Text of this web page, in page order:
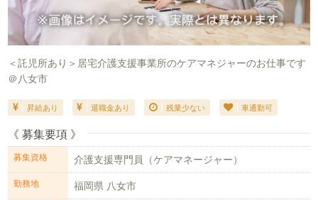
＜託児所あり＞居宅介護支援事業所のケアマネジャーのお仕事です
＠八女市
昇給あり 退職金あり 残業少ない 車通勤可
《 募集要項 》
募集資格 介護支援専門員（ケアマネージャー）
勤務地 福岡県 八女市